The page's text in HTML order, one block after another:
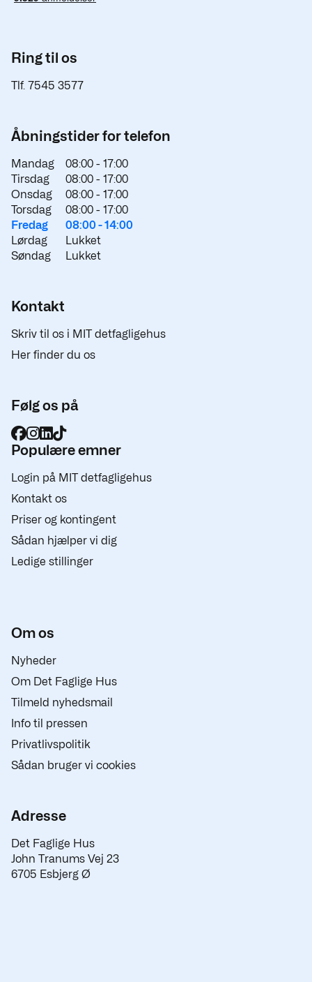
Ring til os
Tlf. 7545 3577
Åbningstider for telefon
Mandag 08:00 - 17:00
Tirsdag
08:00 - 17:00
Onsdag
08:00 - 17:00
Torsdag
08:00 - 17:00
Fredag
08:00 -14:00
Lørdag
Lukket
Søndag
Lukket
Kontakt
Skriv til os i MIT detfagligehus
Her finder du os
Følg os på
Populære emner
Login på MIT detfagligehus
Kontakt os
Priser og kontingent
Sådan hjælper vi dig
Ledige stillinger
Om os
Nyheder
Om Det Faglige Hus
Tilmeld nyhedsmail
Info til pressen
Privatlivspolitik
Sådan bruger vi cookies
Adresse
Det Faglige Hus
John Tranums Vej 23
6705 Esbjerg Ø